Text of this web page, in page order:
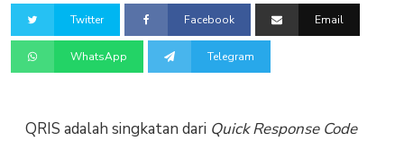
Twitter Facebook Email
WhatsApp Telegram
QRIS adalah singkatan dari Quick Response Code